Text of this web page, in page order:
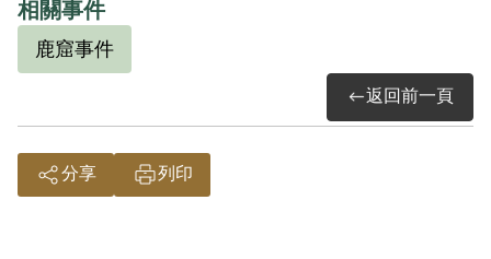
相關事件
鹿窟事件
返回前一頁
分享 列印